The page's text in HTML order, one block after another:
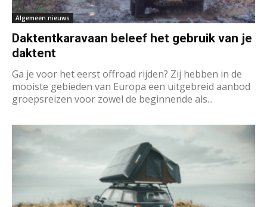
Algemeen nieuws
Daktentkaravaan beleef het gebruik van je
daktent
Ga je voor het eerst offroad rijden? Zij hebben in de
mooiste gebieden van Europa een uitgebreid aanbod
groepsreizen voor zowel de beginnende als...